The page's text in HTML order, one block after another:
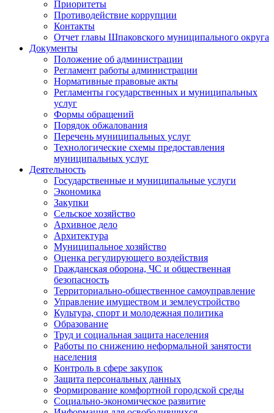
Приоритеты
Противодействие коррупции
Контакты
Отчет главы Шпаковского муниципального округа
Документы
Положение об администрации
Регламент работы администрации
Нормативные правовые акты
Регламенты государственных и муниципальных
услуг
Формы обращений
Порядок обжалования
Перечень муниципальных услуг
Технологические схемы предоставления
муниципальных услуг
Деятельность
Государственные и муниципальные услуги
Экономика
Закупки
Сельское хозяйство
Архивное дело
Архитектура
Муниципальное хозяйство
Оценка регулирующего воздействия
Гражданская оборона, ЧС и общественная
безопасность
Территориально-общественное самоуправление
Управление имуществом и землеустройство
Культура, спорт и молодежная политика
Образование
Труд и социальная защита населения
Работы по снижению неформальной занятости
населения
Контроль в сфере закупок
Защита персональных данных
Формирование комфортной городской среды
Социально-экономическое развитие